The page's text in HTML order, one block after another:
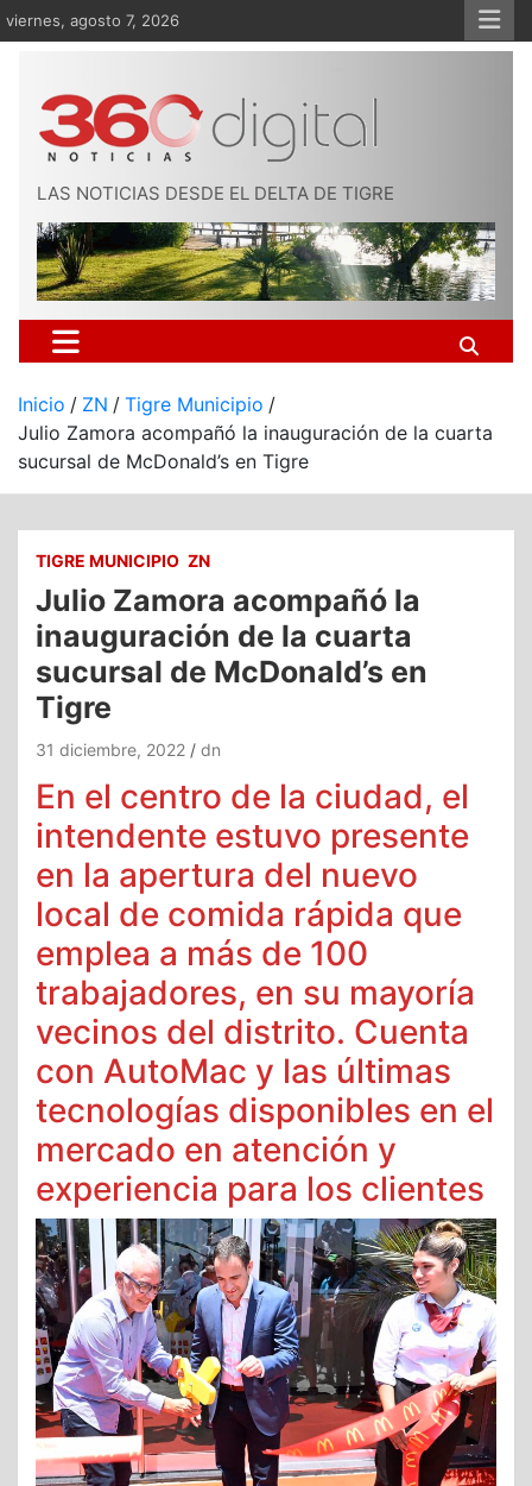
Saltar
al
viernes, agosto 7, 2026
LAS NOTICIAS DESDE EL DELTA DE TIGRE
Inicio ZN
Tigre Municipio
Julio Zamora acompañó la inauguración de la cuarta
sucursal de McDonald’s en Tigre
TIGRE MUNICIPIO ZN
Julio Zamora acompañó la
inauguración de la cuarta
sucursal de McDonald’s en
Tigre
31 diciembre, 2022 dn
En el centro de la ciudad, el
intendente estuvo presente
en la apertura del nuevo
local de comida rápida que
emplea a más de 100
trabajadores, en su mayoría
vecinos del distrito. Cuenta
con AutoMac y las últimas
tecnologías disponibles en el
mercado en atención y
experiencia para los clientes